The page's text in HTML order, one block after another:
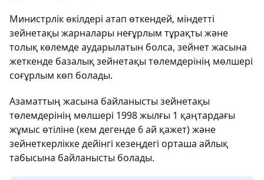
Министрлік өкілдері атап өткендей, міндетті
зейнетақы жарналары неғұрлым тұрақты және
толық көлемде аударылатын болса, зейнет жасына
жеткенде базалық зейнетақы төлемдерінің мөлшері
соғұрлым көп болады.
Азаматтың жасына байланысты зейнетақы
төлемдерінің мөлшері 1998 жылғы 1 қаңтардағы
жұмыс өтіліне (кем дегенде 6 ай қажет) және
зейнеткерлікке дейінгі кезеңдегі орташа айлық
табысына байланысты болады.